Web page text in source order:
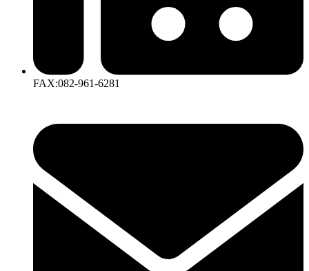
FAX:082-961-6281